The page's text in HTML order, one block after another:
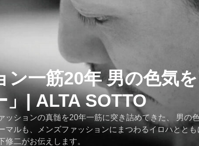
ン一筋20年 男の色気
」| ALTA SOTTO
ッションの真髄を20年一筋に突き詰めてきた、 男の
マルも、メンズファッションにまつわるイロハとと
二がお伝えします。